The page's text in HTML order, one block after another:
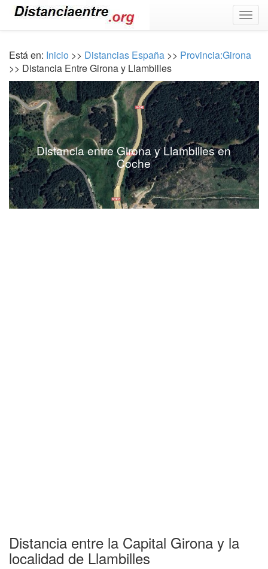
Está en: Inicio >> Distancias España >> Provincia:Girona
>> Distancia Entre Girona y Llambilles
Distancia entre Girona y Llambilles en
Coche
Distancia entre la Capital Girona y la
localidad de Llambilles